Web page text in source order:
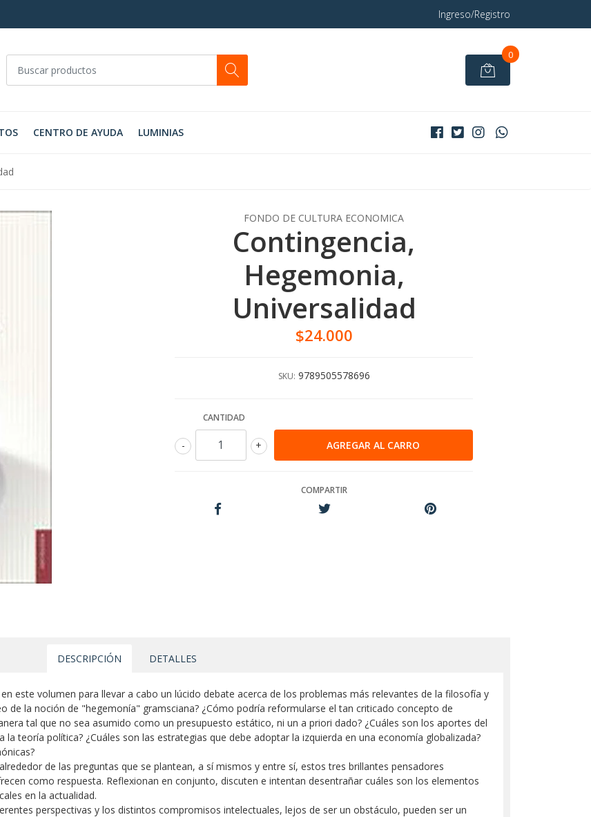
Ingreso/Registro
0
CENTRO DE AYUDA LUMINIAS
FONDO DE CULTURA ECONOMICA
Contingencia,
Hegemonia,
Universalidad
$24.000
SKU: 9789505578696
CANTIDAD
+
-
COMPARTIR
DESCRIPCIÓN DETALLES
este volumen para llevar a cabo un lúcido debate acerca de los problemas más relevantes de la filosofía y
de la noción de "hegemonía" gramsciana? ¿Cómo podría reformularse el tan criticado concepto de
tal que no sea asumido como un presupuesto estático, ni un a priori dado? ¿Cuáles son los aportes del
teoría política? ¿Cuáles son las estrategias que debe adoptar la izquierda en una economía globalizada?
de las preguntas que se plantean, a sí mismos y entre sí, estos tres brillantes pensadores
como respuesta. Reflexionan en conjunto, discuten e intentan desentrañar cuáles son los elementos
en la actualidad.
perspectivas y los distintos compromisos intelectuales, lejos de ser un obstáculo, pueden ser un